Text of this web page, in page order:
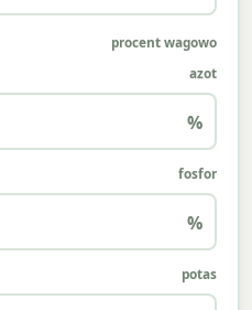
procent wagowo
azot
%
fosfor
%
potas